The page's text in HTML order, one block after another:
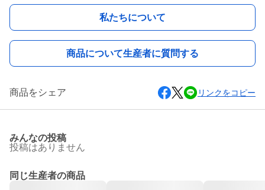
私たちについて
商品について生産者に質問する
商品をシェア リンクをコピー
みんなの投稿
投稿はありません
同じ生産者の商品